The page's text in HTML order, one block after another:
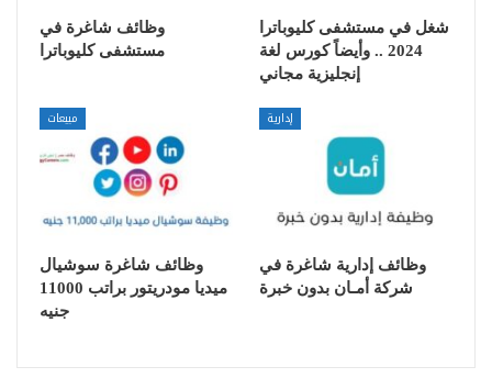
وظائف شاغرة في
مستشفى كليوباترا
شغل في مستشفى كليوباترا
2024 .. وأيضاً كورس لغة
إنجليزية مجاني
مبيعات
وظائف شاغرة سوشيال
ميديا مودريتور براتب 11000
جنيه
إدارية
وظائف إدارية شاغرة في
شركة أمـان بدون خبرة